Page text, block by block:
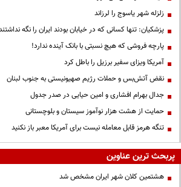
زلزله شهر یاسوج را لرزاند
پزشکیان: تنها کسانی که در خیابان بودند ایران را نگه
پارچه فروشی که هیچ نسبتی با بانک آینده ندارد!
آمریکا ویزای سفیر برزیل را باطل کرد
نقض آتش‌بس و حملات رژیم صهیونیستی به جنوب لبنان
جدال بهرام افشاری و امین حیایی در صدر جدول
حمایت از هشت هزار نوآموز سیستان و بلوچستانی
تنگه هرمز قابل معامله نیست برای آمریکا معبر باز نکنید
پربحث ترین عناوین
هشتمین کلان شهر ایران مشخص شد